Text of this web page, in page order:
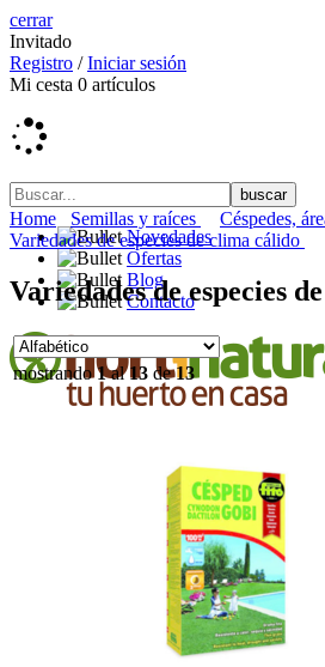
cerrar
Invitado
Registro /Iniciar sesión
Mi cesta 0 artículos
Novedades
Ofertas
Blog
Contacto
Sustratos y turbas
Semillas y raíces
Frutales y fruta fresca
Nutrición Vegetal
CONTROL DE PLAGAS
Artículos agricultura
Herramientas, maquinaria y
FUEGO Y MANTENIMIENTO
Home Semillas y raíces
Céspedes,
Variedades de especies de clima cálido
Variedades de especies
mostrando1al13 de 13